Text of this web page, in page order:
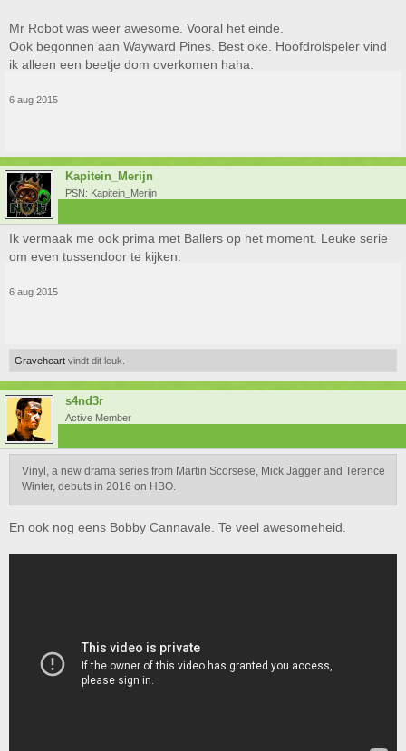
Mr Robot was weer awesome. Vooral het einde.
Ook begonnen aan Wayward Pines. Best oke. Hoofdrolspeler vind
ik alleen een beetje dom overkomen haha.
6 aug 2015
Kapitein_Merijn
PSN: Kapitein_Merijn
Ik vermaak me ook prima met Ballers op het moment. Leuke serie
om even tussendoor te kijken.
6 aug 2015
Graveheart vindt dit leuk.
s4nd3r
Active Member
Vinyl, a new drama series from Martin Scorsese, Mick Jagger and Terence
Winter, debuts in 2016 on HBO.
En ook nog eens Bobby Cannavale. Te veel awesomeheid.